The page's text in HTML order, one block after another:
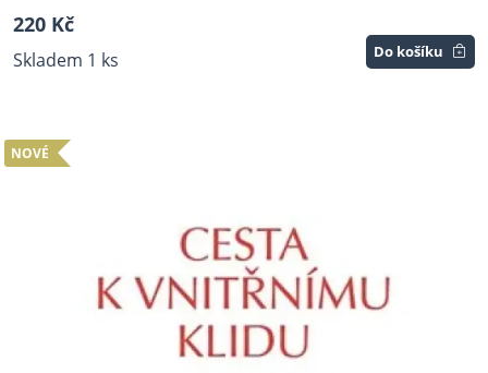
220 Kč
Skladem 1 ks Do košíku
NOVÉ